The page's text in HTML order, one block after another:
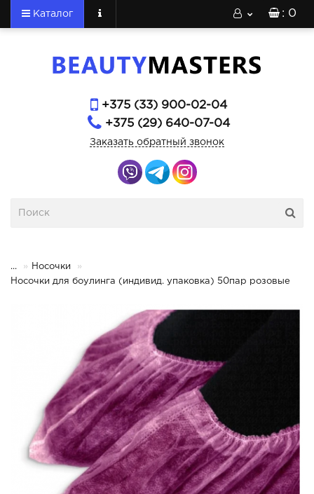
: 0
Каталог
+375 (33) 900-02-04
+375 (29) 640-07-04
Заказать обратный звонок
...
Носочки
Носочки для боулинга (индивид. упаковка) 50пар розовые